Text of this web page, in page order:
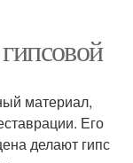
материал,
Его
делают гипс